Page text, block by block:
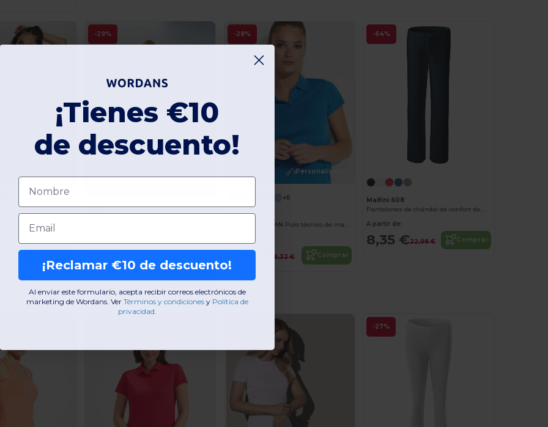
€
-29%
A partir de:
29,39
€
-28%
¡Personalízalo!
+6
Roly PO0410
MONZHA WOMAN Polo técnico de manga corta para mujer
6,68 € 9,32 € Comprar
-64%
Malfini 608
Pantalones de chándal de confort damas
A partir de:
8,35 €22,98 € Comprar
-27%
¡Tienes €10
de descuento!
Nombre
Email
¡Reclamar €10 de descuento!
Al enviar este formulario, acepta recibir correos electrónicos de
marketing de Wordans. Ver​ Términos y condiciones​ y Política de
privacidad